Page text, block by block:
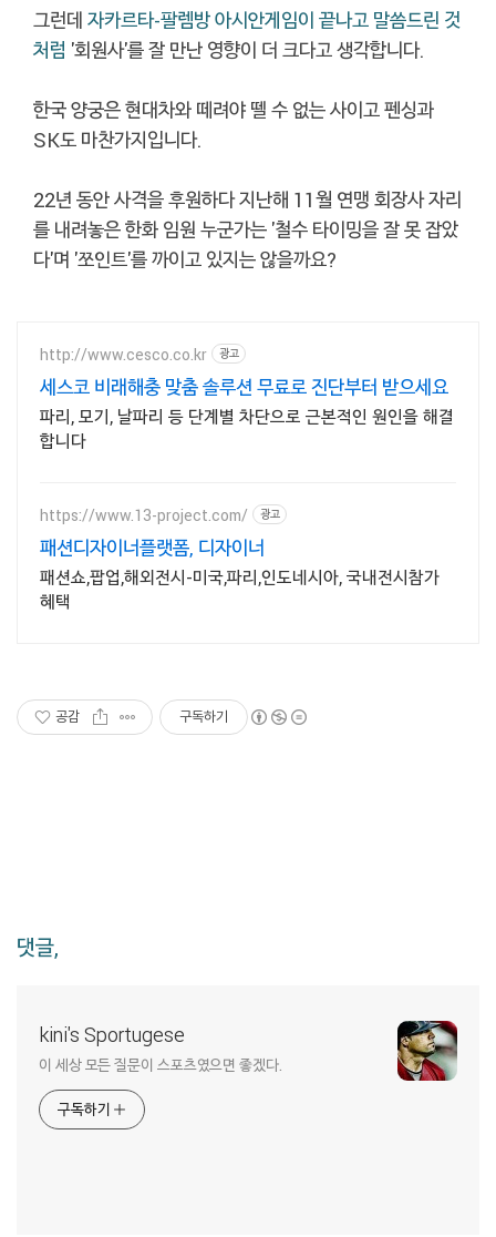
그런데 자카르타-팔렘방 아시안게임이 끝나고 말씀드린 것
처럼 '회원사'를 잘 만난 영향이 더 크다고 생각합니다.
한국 양궁은 현대차와 떼려야 뗄 수 없는 사이고 펜싱과
SK도 마찬가지입니다.
22년 동안 사격을 후원하다 지난해 11월 연맹 회장사 자리
를 내려놓은 한화 임원 누군가는 '철수 타이밍을 잘 못 잡았
다'며 '쪼인트'를 까이고 있지는 않을까요?
http://www.cesco.co.kr 광고
세스코 비래해충 맞춤 솔루션 무료로 진단부터 받으세요
파리, 모기, 날파리 등 단계별 차단으로 근본적인 원인을 해결
합니다
https://www.13-project.com/ 광고
패션디자이너플랫폼, 디자이너
패션쇼,팝업,해외전시-미국,파리,인도네시아, 국내전시참가
혜택
공감 구독하기
댓글,
kini's Sportugese
이 세상 모든 질문이 스포츠였으면 좋겠다.
구독하기